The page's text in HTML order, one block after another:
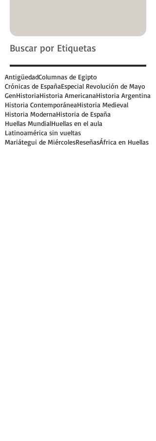
Buscar por Etiquetas
AntigüedadColumnas de Egipto
Crónicas de EspañaEspecial Revolución de Mayo
GenHistoriaHistoria AmericanaHistoria Argentina
Historia ContemporáneaHistoria Medieval
Historia ModernaHistoria de España
Huellas MundialHuellas en el aula
Latinoamérica sin vueltas
Mariátegui de MiércolesReseñasÁfrica en Huellas